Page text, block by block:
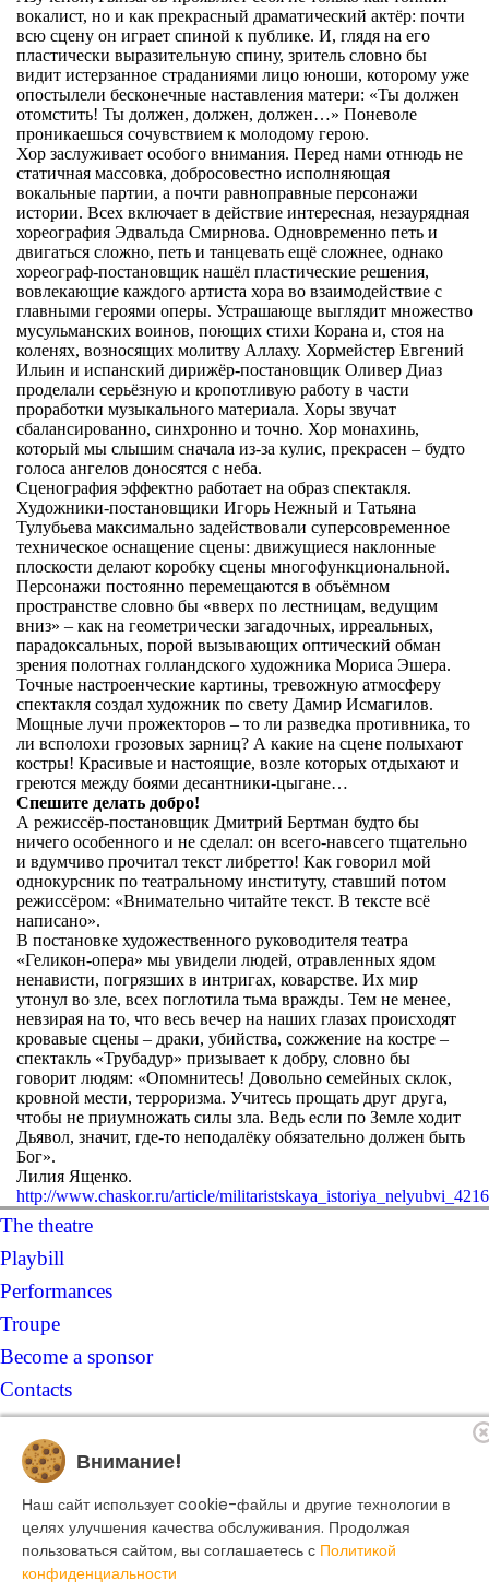
вокалист, но и как прекрасный драматический актёр: почти
всю сцену он играет спиной к публике. И, глядя на его
пластически выразительную спину, зритель словно бы
видит истерзанное страданиями лицо юноши, которому уже
опостылели бесконечные наставления матери: «Ты должен
отомстить! Ты должен, должен, должен…» Поневоле
проникаешься сочувствием к молодому герою.
Хор заслуживает особого внимания. Перед нами отнюдь не
статичная массовка, добросовестно исполняющая
вокальные партии, а почти равноправные персонажи
истории. Всех включает в действие интересная, незаурядная
хореография Эдвальда Смирнова. Одновременно петь и
двигаться сложно, петь и танцевать ещё сложнее, однако
хореограф-постановщик нашёл пластические решения,
вовлекающие каждого артиста хора во взаимодействие с
главными героями оперы. Устрашающе выглядит множество
мусульманских воинов, поющих стихи Корана и, стоя на
коленях, возносящих молитву Аллаху. Хормейстер Евгений
Ильин и испанский дирижёр-постановщик Оливер Диаз
проделали серьёзную и кропотливую работу в части
проработки музыкального материала. Хоры звучат
сбалансированно, синхронно и точно. Хор монахинь,
который мы слышим сначала из-за кулис, прекрасен – будто
голоса ангелов доносятся с неба.
Сценография эффектно работает на образ спектакля.
Художники-постановщики Игорь Нежный и Татьяна
Тулубьева максимально задействовали суперсовременное
техническое оснащение сцены: движущиеся наклонные
плоскости делают коробку сцены многофункциональной.
Персонажи постоянно перемещаются в объёмном
пространстве словно бы «вверх по лестницам, ведущим
вниз» – как на геометрически загадочных, ирреальных,
парадоксальных, порой вызывающих оптический обман
зрения полотнах голландского художника Мориса Эшера.
Точные настроенческие картины, тревожную атмосферу
спектакля создал художник по свету Дамир Исмагилов.
Мощные лучи прожекторов – то ли разведка противника, то
ли всполохи грозовых зарниц? А какие на сцене полыхают
костры! Красивые и настоящие, возле которых отдыхают и
греются между боями десантники-цыгане…
Спешите делать добро!
А режиссёр-постановщик Дмитрий Бертман будто бы
ничего особенного и не сделал: он всего-навсего тщательно
и вдумчиво прочитал текст либретто! Как говорил мой
однокурсник по театральному институту, ставший потом
режиссёром: «Внимательно читайте текст. В тексте всё
написано».
В постановке художественного руководителя театра
«Геликон-опера» мы увидели людей, отравленных ядом
ненависти, погрязших в интригах, коварстве. Их мир
утонул во зле, всех поглотила тьма вражды. Тем не менее,
невзирая на то, что весь вечер на наших глазах происходят
кровавые сцены – драки, убийства, сожжение на костре –
спектакль «Трубадур» призывает к добру, словно бы
говорит людям: «Опомнитесь! Довольно семейных склок,
кровной мести, терроризма. Учитесь прощать друг друга,
чтобы не приумножать силы зла. Ведь если по Земле ходит
Дьявол, значит, где-то неподалёку обязательно должен быть
Бог».
Лилия Ященко.
http://www.chaskor.ru/article/
The theatre
Playbill
Performances
Troupe
Become a sponsor
Contacts
Ticket office +7 495 250-22-22
Search form
Search
© 2022 Helikon Opera
Внимание!
Наш сайт использует cookie-файлы и другие технологии в
целях улучшения качества обслуживания. Продолжая
пользоваться сайтом, вы соглашаетесь с Политикой
конфиденциальности